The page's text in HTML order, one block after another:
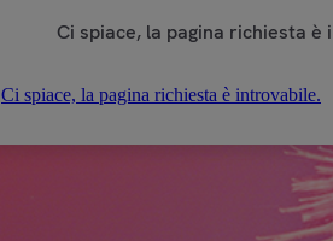
Ci spiace, la pagina richiesta è
Ci spiace, la pagina richiesta è introvabile.